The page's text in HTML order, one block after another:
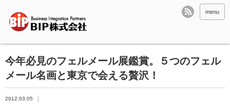
menu
今年必見のフェルメール展鑑賞。５つのフェル
メール名画と東京で会える贅沢！
2012.03.05